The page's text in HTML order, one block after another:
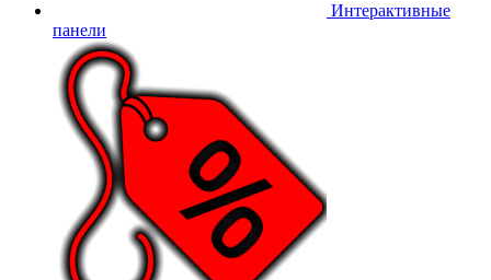
Интерактивные
панели